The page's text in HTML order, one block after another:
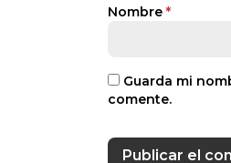
Nombre *
Guarda mi
comente.